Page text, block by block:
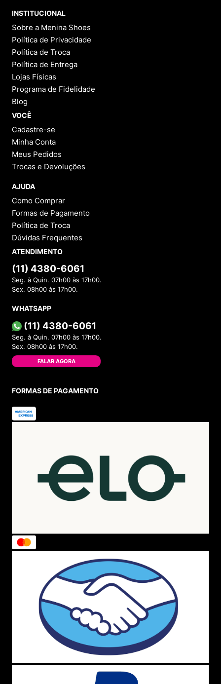
INSTITUCIONAL
Sobre a Menina Shoes
Política de Privacidade
Política de Troca
Política de Entrega
Lojas Físicas
Programa de Fidelidade
Blog
VOCÊ
Cadastre-se
Minha Conta
Meus Pedidos
Trocas e Devoluções
AJUDA
Como Comprar
Formas de Pagamento
Política de Troca
Dúvidas Frequentes
ATENDIMENTO
(11) 4380-6061
Seg. à Quin. 07h00 às 17h00.
Sex. 08h00 às 17h00.
WHATSAPP
(11) 4380-6061
Seg. à Quin. 07h00 às 17h00.
Sex. 08h00 às 17h00.
FALAR AGORA
FORMAS DE PAGAMENTO